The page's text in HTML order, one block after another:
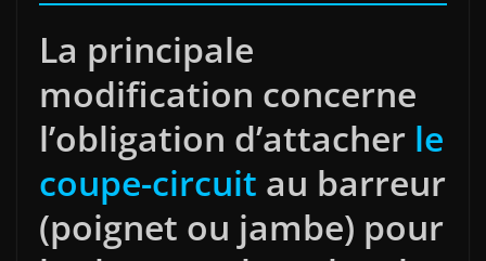
La principale
modification concerne
l’obligation d’attacher le
coupe-circuit au barreur
(poignet ou jambe) pour